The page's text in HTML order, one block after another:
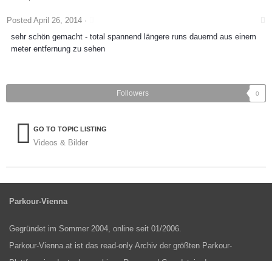
Posted April 26, 2014 ·
sehr schön gemacht - total spannend längere runs dauernd aus einem
meter entfernung zu sehen
Followers 0
GO TO TOPIC LISTING
Videos & Bilder
Parkour-Vienna
Gegründet im Sommer 2004, online seit 01/2006.
Parkour-Vienna.at ist das read-only Archiv der größten Parkour-